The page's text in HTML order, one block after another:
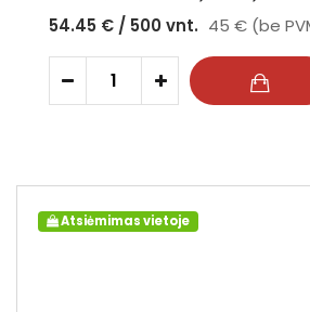
54.45 € / 500 vnt. 45 € (be
- +
Atsiėmimas vietoje